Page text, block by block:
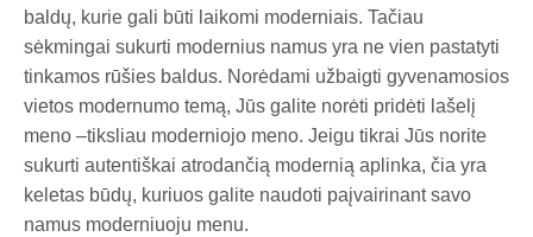
baldų, kurie gali būti laikomi moderniais. Tačiau
sėkmingai sukurti modernius namus yra ne vien pastatyti
tinkamos rūšies baldus. Norėdami užbaigti gyvenamosios
vietos modernumo temą, Jūs galite norėti pridėti lašelį
meno –tiksliau moderniojo meno. Jeigu tikrai Jūs norite
sukurti autentiškai atrodančią modernią aplinka, čia yra
keletas būdų, kuriuos galite naudoti paįvairinant savo
namus moderniuoju menu.